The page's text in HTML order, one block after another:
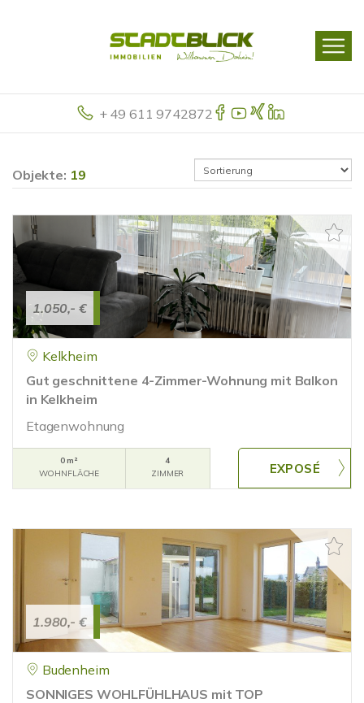
+ 49 611 9742872
Objekte: 19
1.050,- €
Kelkheim
Gut geschnittene 4-Zimmer-Wohnung mit Balkon
in Kelkheim
Etagenwohnung
0 m²
WOHNFLÄCHE
4
ZIMMER
1.980,- €
Budenheim
SONNIGES WOHLFÜHLHAUS mit TOP